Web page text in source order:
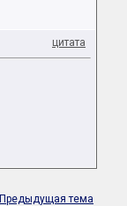
цитата
Предыдущая тема